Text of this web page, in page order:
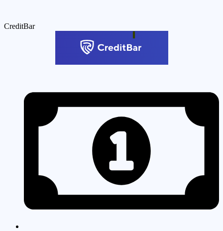
CreditBar